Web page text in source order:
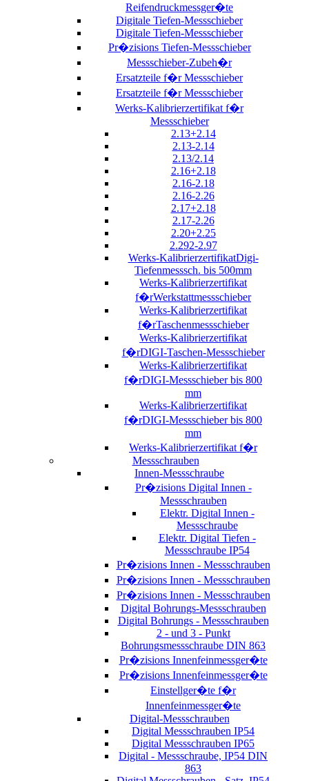
Reifendruckmessger�te
Digitale Tiefen-Messschieber
Digitale Tiefen-Messschieber
Pr�zisions Tiefen-Messschieber
Messschieber-Zubeh�r
Ersatzteile f�r Messschieber
Ersatzteile f�r Messschieber
Werks-Kalibrierzertifikat f�r
Messschieber
2.13+2.14
2.13-2.14
2.13/2.14
2.16+2.18
2.16-2.18
2.16-2.26
2.17+2.18
2.17-2.26
2.20+2.25
2.292-2.97
Werks-KalibrierzertifikatDigi-
Tiefenmesssch. bis 500mm
Werks-Kalibrierzertifikat
f�rWerkstattmessschieber
Werks-Kalibrierzertifikat
f�rTaschenmessschieber
Werks-Kalibrierzertifikat
f�rDIGI-Taschen-Messschieber
Werks-Kalibrierzertifikat
f�rDIGI-Messschieber bis 800
mm
Werks-Kalibrierzertifikat
f�rDIGI-Messschieber bis 800
mm
Werks-Kalibrierzertifikat f�r
Messschrauben
Innen-Messschraube
Pr�zisions Digital Innen -
Messschrauben
Elektr. Digital Innen -
Messschraube
Elektr. Digital Tiefen -
Messschraube IP54
Pr�zisions Innen - Messschrauben
Pr�zisions Innen - Messschrauben
Pr�zisions Innen - Messschrauben
Digital Bohrungs-Messschrauben
Digital Bohrungs - Messschrauben
2 - und 3 - Punkt
Bohrungsmessschraube DIN 863
Pr�zisions Innenfeinmessger�te
Pr�zisions Innenfeinmessger�te
Einstellger�te f�r
Innenfeinmessger�te
Digital-Messschrauben
Digital Messschrauben IP54
Digital Messschrauben IP65
Digital - Messschraube, IP54 DIN
863